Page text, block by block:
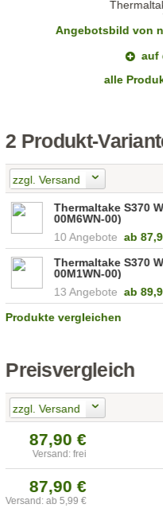
Angebotsbild von
auf
alle
2 Produkt-
zzgl. Versand
Thermaltake S370
00M6WN-00)
10 Angebote ab
Thermaltake S370
00M1WN-00)
13 Angebote ab
Produkte vergleichen
Preisvergleich
zzgl. Versand
87,90 €
Versand: frei
87,90 €
Versand: ab 5,99 €